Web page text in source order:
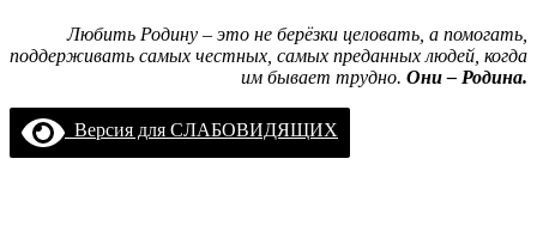
Любить Родину – это не берёзки целовать, а помогать,
поддерживать самых честных, самых преданных людей, когда
им бывает трудно. Они – Родина.
Версия для СЛАБОВИДЯЩИХ